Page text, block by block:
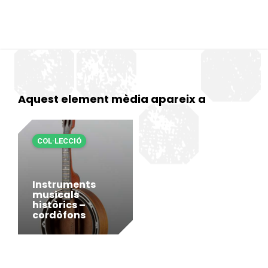
Aquest element mèdia apareix a
Instruments
musicals
històrics –
cordòfons
COL·LECCIÓ